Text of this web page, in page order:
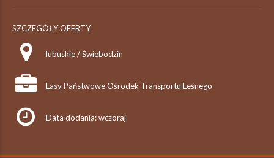
SZCZEGÓŁY OFERTY
lubuskie / Świebodzin
Lasy Państwowe Ośrodek Transportu Leśnego
Data dodania: wczoraj